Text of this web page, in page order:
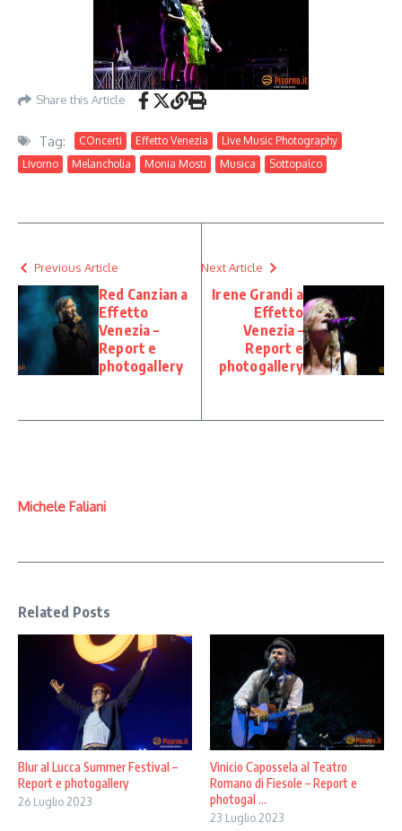
Share this Article
Tag: COncerti Effetto Venezia
Live Music Photography
Livorno
Melancholia Monia Mosti Musica Sottopalco
Previous Article
Red Canzian a
Effetto
Venezia –
Report e
photogallery
Next Article
Irene Grandi a
Effetto
Venezia –
Report e
photogallery
Michele Faliani
Related Posts
Blur al Lucca Summer Festival –
Report e photogallery
26 Luglio 2023
Vinicio Capossela al Teatro
Romano di Fiesole – Report e
photogal ...
23 Luglio 2023